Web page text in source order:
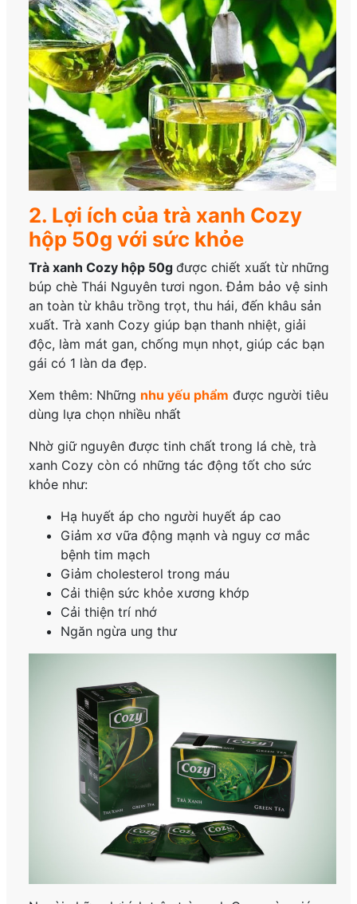
2. Lợi ích của trà xanh Cozy
hộp 50g với sức khỏe
Trà xanh Cozy hộp 50gđược chiết xuất từ những
búp chè Thái Nguyên tươi ngon. Đảm bảo vệ sinh
an toàn từ khâu trồng trọt, thu hái, đến khâu sản
xuất. Trà xanh Cozy giúp bạn thanh nhiệt, giải
độc, làm mát gan, chống mụn nhọt, giúp các bạn
gái có 1 làn da đẹp.
Xem thêm: Những nhu yếu phẩm được người tiêu
dùng lựa chọn nhiều nhất
Nhờ giữ nguyên được tinh chất trong lá chè, trà
xanh Cozy còn có những tác động tốt cho sức
khỏe như:
Hạ huyết áp cho người huyết áp cao
Giảm xơ vữa động mạnh và nguy cơ mắc
bệnh tim mạch
Giảm cholesterol trong máu
Cải thiện sức khỏe xương khớp
Cải thiện trí nhớ
Ngăn ngừa ung thư